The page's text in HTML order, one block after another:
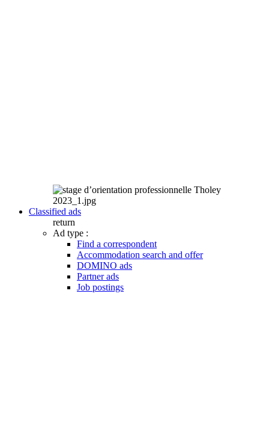
Classified ads
return
Ad type :
Find a correspondent
Accommodation search and offer
DOMINO ads
Partner ads
Job postings